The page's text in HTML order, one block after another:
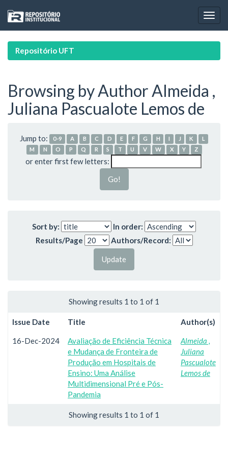
navigation
Repositório UFT
Browsing by Author Almeida ,
Juliana Pascualote Lemos de
Jump to: 0-9 A B C D E F G H I J K
L
M
N O P Q R S T U V W X Y Z
or enter first few letters:
Sort by:
In order:
Results/Page
Authors/Record:
Showing results 1 to 1 of 1
Issue Date Title Author(s)
16-Dec-2024
Avaliação de Eficiência Técnica
e Mudança de Fronteira de
Produção em Hospitais de
Ensino: Uma Análise
Multidimensional Pré e Pós-
Pandemia
Almeida ,
Juliana
Pascualote
Lemos de
Showing results 1 to 1 of 1